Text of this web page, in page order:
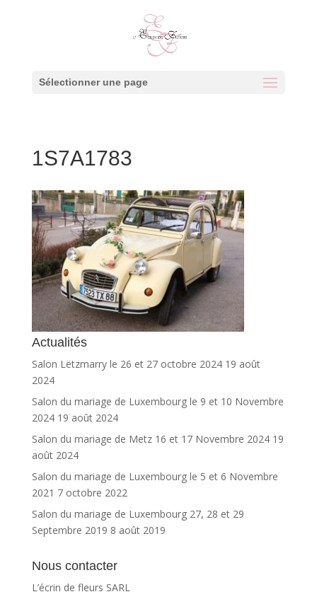
Sélectionner une page
1S7A1783
Actualités
Salon Lëtzmarry le 26 et 27 octobre 2024 19 août
2024
Salon du mariage de Luxembourg le 9 et 10 Novembre
2024 19 août 2024
Salon du mariage de Metz 16 et 17 Novembre 2024 19
août 2024
Salon du mariage de Luxembourg le 5 et 6 Novembre
2021 7 octobre 2022
Salon du mariage de Luxembourg 27, 28 et 29
Septembre 2019 8 août 2019
Nous contacter
L’écrin de fleurs SARL